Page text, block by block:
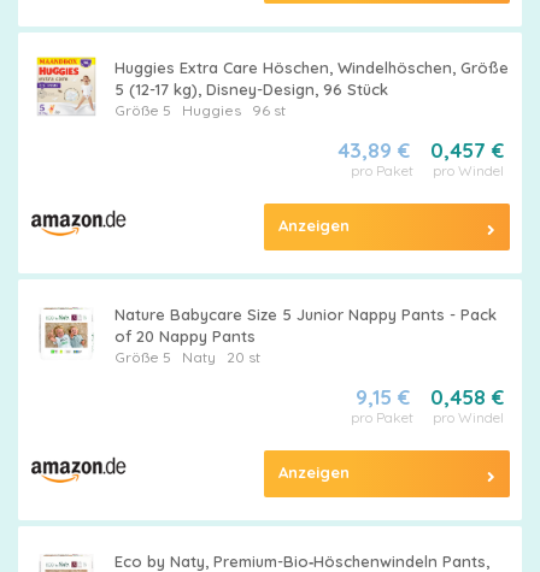
Größen
Huggies Extra Care Höschen, Windelhöschen, Größe
5 (12-17 kg), Disney-Design, 96 Stück
Größe 5 Huggies96 st
0,457 €
pro Windel
43,89 €
pro Paket
Anzeigen
Nature Babycare Size 5 Junior Nappy Pants - Pack
of 20 Nappy Pants
Größe 5 Naty 20 st
0,458 €
pro Windel
9,15 €
pro Paket
Anzeigen
Eco by Naty, Premium-Bio‑Höschenwindeln Pants,